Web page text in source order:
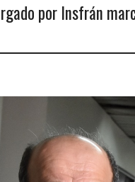
por Insfrán